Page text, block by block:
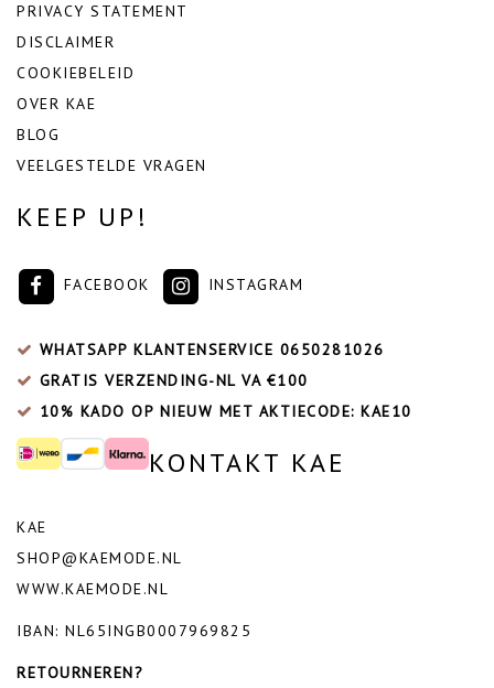
PRIVACY STATEMENT
DISCLAIMER
COOKIEBELEID
OVER KAE
BLOG
VEELGESTELDE VRAGEN
KEEP UP!
FACEBOOK INSTAGRAM
WHATSAPP KLANTENSERVICE 0650281026
GRATIS VERZENDING-NL VA €100
10% KADO OP NIEUW MET AKTIECODE: KAE10
KONTAKT KAE
KAE
SHOP@KAEMODE.NL
WWW.KAEMODE.NL
IBAN: NL65INGB0007969825
RETOURNEREN?